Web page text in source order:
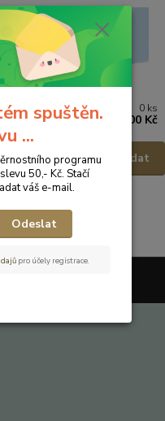
Hledat
0 ks
0,00 Kč
spuštěn.
...
programu
50,- Kč. Stačí
váš e-mail.
Odeslat
pro účely registrace.